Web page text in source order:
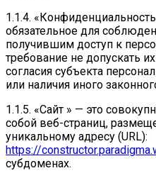
1.1.4.
обязательное для
получившим доступ к
требование не допускать
согласия субъекта
или наличия иного
1.1.5. «Сайт » — это
собой веб-страниц,
уникальному адресу (URL):
https://
субдоменах.